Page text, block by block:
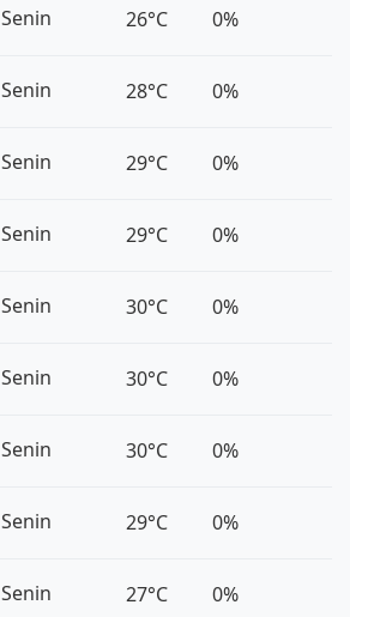
Senin 26°C 0%
Senin 28°C 0%
Senin 29°C 0%
Senin 29°C 0%
Senin 30°C 0%
Senin 30°C 0%
Senin 30°C 0%
Senin 29°C 0%
Senin 27°C 0%